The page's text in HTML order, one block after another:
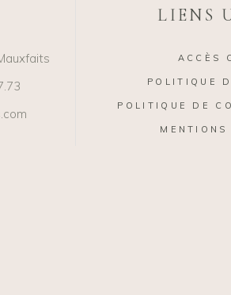
LIENS
ACCÈS
POLITIQUE
POLITIQUE DE
MENTIONS